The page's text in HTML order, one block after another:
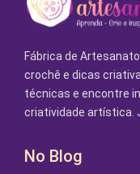
Fábrica de
crochê e dicas
técnicas e encontre
criatividade artística.
No Blog